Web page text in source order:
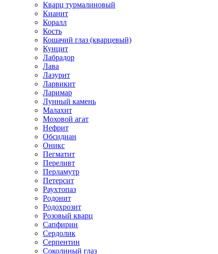
Кварц турмалиновый
Кианит
Коралл
Кость
Кошачий глаз (кварцевый)
Кунцит
Лабрадор
Лава
Лазурит
Ларвикит
Ларимар
Лунный камень
Малахит
Моховой агат
Нефрит
Обсидиан
Оникс
Пегматит
Переливт
Перламутр
Петерсит
Раухтопаз
Родонит
Родохрозит
Розовый кварц
Сапфирин
Сердолик
Серпентин
Соколиный глаз